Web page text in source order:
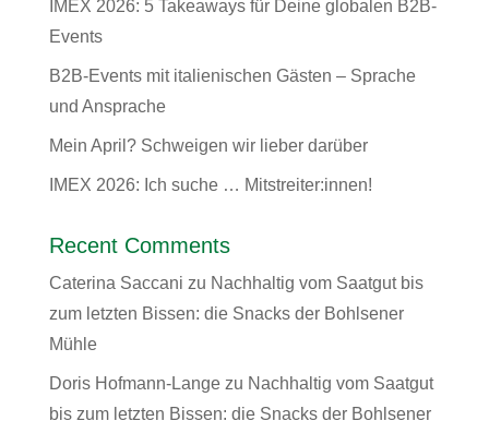
IMEX 2026: 5 Takeaways für Deine globalen B2B-
Events
B2B-Events mit italienischen Gästen – Sprache
und Ansprache
Mein April? Schweigen wir lieber darüber
IMEX 2026: Ich suche … Mitstreiter:innen!
Recent Comments
Caterina Saccani zu Nachhaltig vom Saatgut bis
zum letzten Bissen: die Snacks der Bohlsener
Mühle
Doris Hofmann-Langezu Nachhaltig vom Saatgut
bis zum letzten Bissen: die Snacks der Bohlsener